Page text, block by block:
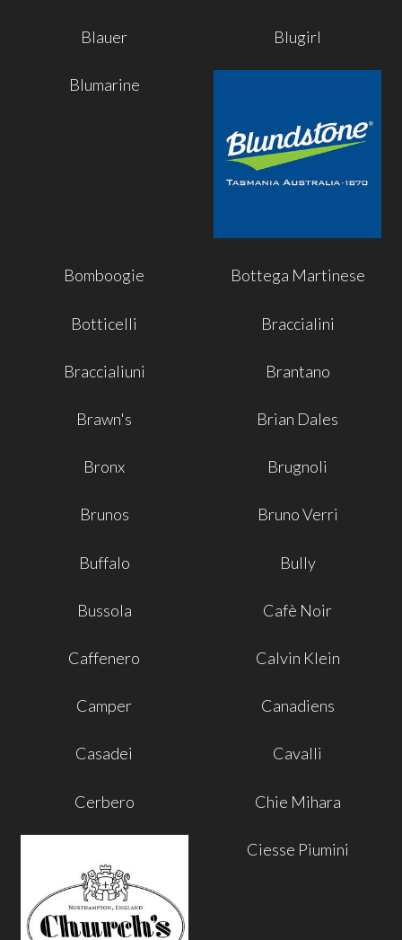
Blauer Blugirl
Blumarine
Bomboogie Bottega Martinese
Botticelli Braccialini
Braccialiuni Brantano
Brawn's Brian Dales
Bronx Brugnoli
Brunos Bruno Verri
Buffalo Bully
Bussola Cafè Noir
Caffenero Calvin Klein
Camper Canadiens
Casadei Cavalli
Cerbero Chie Mihara
Ciesse Piumini